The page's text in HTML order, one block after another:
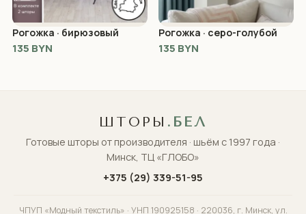
Рогожка · бирюзовый
135 BYN
Рогожка · серо-голубой
135 BYN
ШТОРЫ .БЕЛ
Готовые шторы от производителя · шьём с 1997 года ·
Минск, ТЦ «ГЛОБО»
+375 (29) 339-51-95
ЧПУП «Модный текстиль» · УНП 190925158 · 220036, г. Минск, ул.